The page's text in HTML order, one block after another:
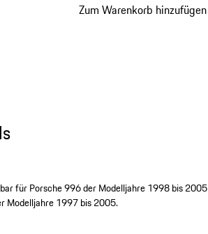
Zum Warenkorb hinzufügen
für Porsche 996 der Modelljahre 1998 bis 2005
Modelljahre 1997 bis 2005.